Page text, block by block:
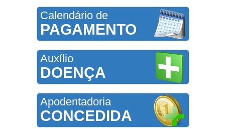
Calendário de
PAGAMENTO
Auxílio
DOENÇA
Apodentadoria
CONCEDIDA